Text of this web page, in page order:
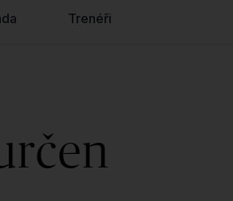
Trenéři